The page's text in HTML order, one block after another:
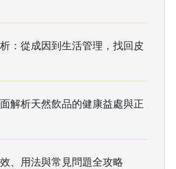
：從成因到生活管理，找回皮
解析天然飲品的健康益處與正
、用法與常見問題全攻略